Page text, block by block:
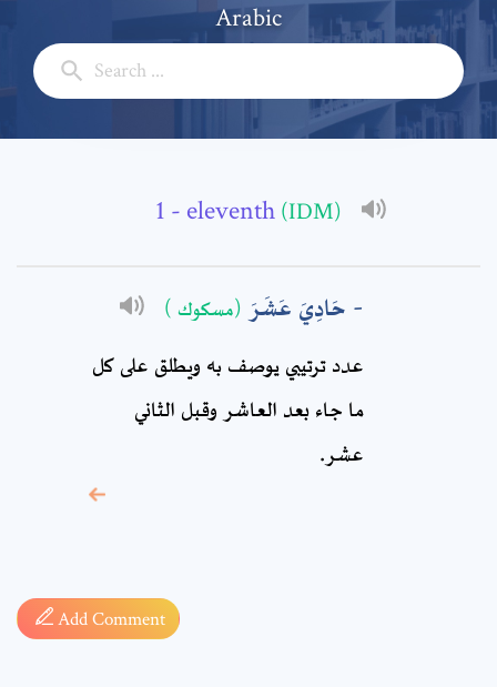
Arabic
- eleventh (IDM)
حَادِيَ عَشَرَ (مسكوك )
عدد ترتيبي يوصف به ويطلق على كل
ما جاء بعد العاشر وقبل الثاني
عشر.
Add Comment
Full Name: *
Subject: *
Comment: *